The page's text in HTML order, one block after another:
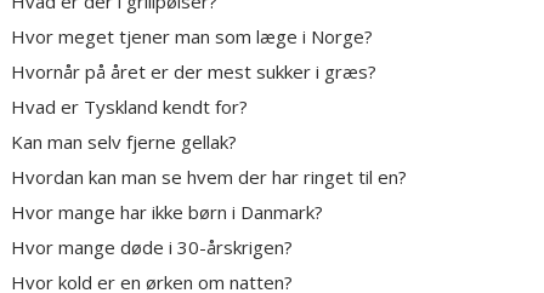
Hvor meget tjener man som læge i Norge?
Hvornår på året er der mest sukker i græs?
Hvad er Tyskland kendt for?
Kan man selv fjerne gellak?
Hvordan kan man se hvem der har ringet til en?
Hvor mange har ikke børn i Danmark?
Hvor mange døde i 30-årskrigen?
Hvor kold er en ørken om natten?